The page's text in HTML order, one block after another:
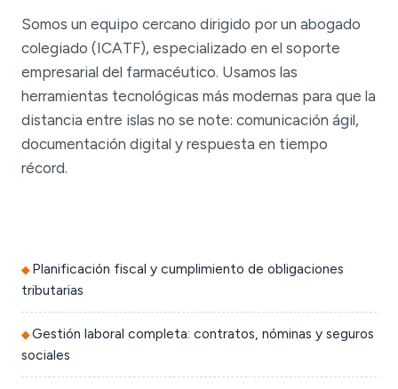
Somos un equipo cercano dirigido por un abogado
colegiado (ICATF), especializado en el soporte
empresarial del farmacéutico. Usamos las
herramientas tecnológicas más modernas para que la
distancia entre islas no se note: comunicación ágil,
documentación digital y respuesta en tiempo
récord.
Planificación fiscal y cumplimiento de obligaciones
tributarias
Gestión laboral completa: contratos, nóminas y seguros
sociales